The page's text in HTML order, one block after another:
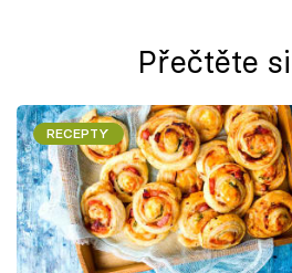
Přečtěte
RECEPTY